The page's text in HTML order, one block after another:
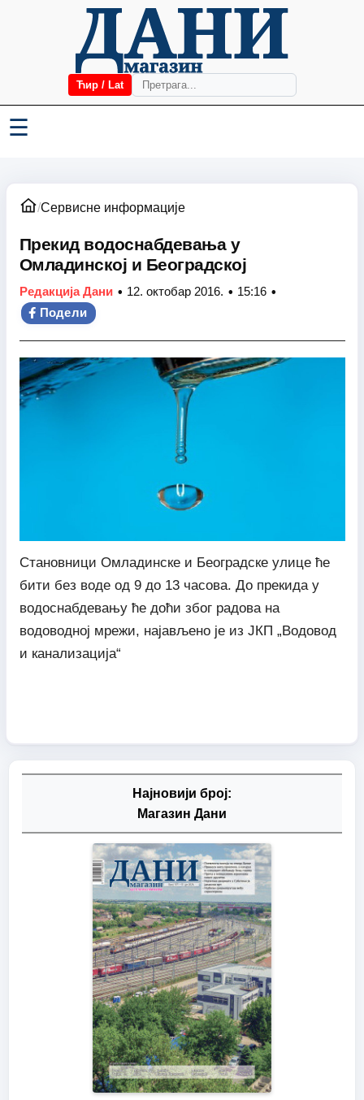
Ћир / Lat
☰
/Сервисне информације
Прекид водоснабдевања у
Омладинској и Београдској
Редакција Дани • 12. октобар 2016. • 15:16 •
Подели
Становници Омладинске и Београдске улице ће
бити без воде од 9 до 13 часова. До прекида у
водоснабдевању ће доћи због радова на
водоводној мрежи, најављено је из ЈКП „Водовод
и канализација“
Најновији број:
Магазин Дани